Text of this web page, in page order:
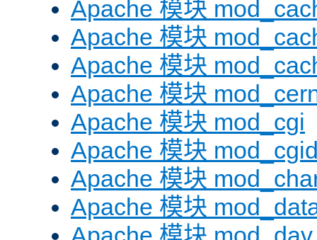
Apache 模块
Apache 模块
Apache 模块
Apache 模块
Apache 模块 mod_cgi
Apache 模块
Apache 模块
Apache 模块